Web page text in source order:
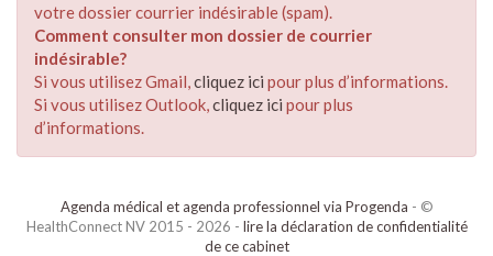
votre dossier courrier indésirable (spam).
Comment consulter mon dossier de courrier
indésirable?
Si vous utilisez Gmail,cliquez ici pour plus d’informations.
Si vous utilisez Outlook,cliquez ici pour plus
d’informations.
Agenda médical et agenda professionnel via Progenda - ©
HealthConnect NV 2015 - 2026 - lire la déclaration de confidentialité
de ce cabinet